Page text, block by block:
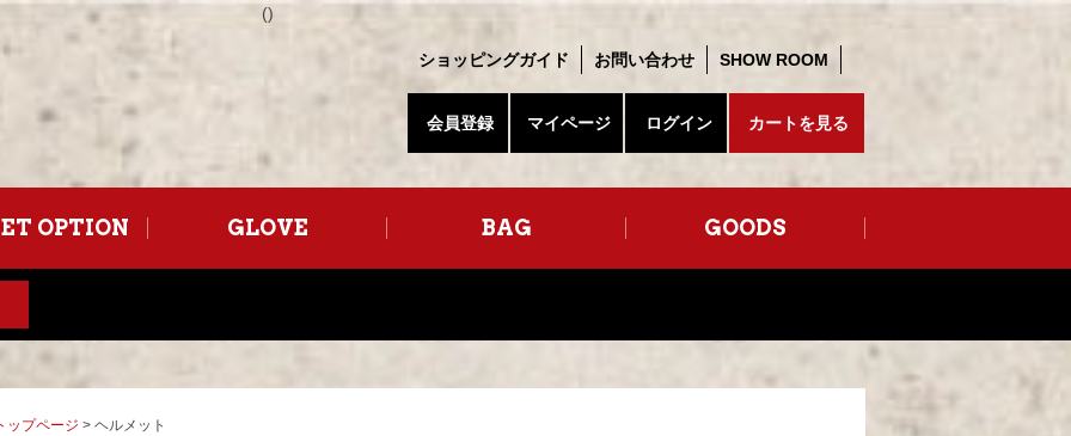
()
ショッピングガイド お問い合わせ SHOW ROOM
会員登録 マイページ ログイン カートを見る
OPTION GLOVE BAG GOODS
ップページ > ヘルメット